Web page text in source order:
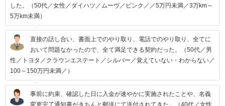
した。（50代／女性／ダイハツ／ムーヴ／ピンク／／5万円未満／3万km～
5万km未満）
直接の話し合い、書面上でのやり取り、電話でのやり取り、全てに
おいて問題なかったので、全て満足できる契約だった。（50代／男
性／トヨタ／クラウンエステート／シルバー／覚えていない・わからない／
100～150万円未満／）
事前に約束、確認した日に入金が速やかに実施されたことや、名義
変更完了通知書がきちんと郵送にて送付されてきた。（40代／女性